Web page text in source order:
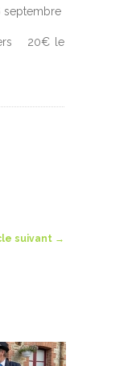
septembre
20€ le
suivant →